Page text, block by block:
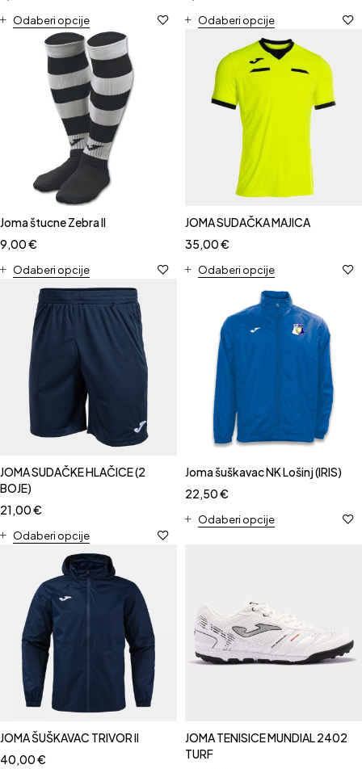
Odaberi opcije Odaberi opcije
Joma štucne Zebra II
9,00€
Odaberi opcije
JOMA SUDAČKA MAJICA
35,00€
Odaberi opcije
JOMA SUDAČKE HLAČICE (2
BOJE)
21,00€
Odaberi opcije
Joma šuškavac NK Lošinj (IRIS)
22,50€
Odaberi opcije
JOMA ŠUŠKAVAC TRIVOR II
40,00€
JOMA TENISICE MUNDIAL 2402
TURF